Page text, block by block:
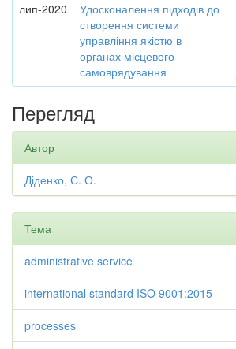
лип-2020
Удосконалення підходів до
створення системи
управління якістю в
органах місцевого
самоврядування
Перегляд
Автор
Діденко, Є. О.
Тема
administrative service
international standard ISO 9001:2015
processes